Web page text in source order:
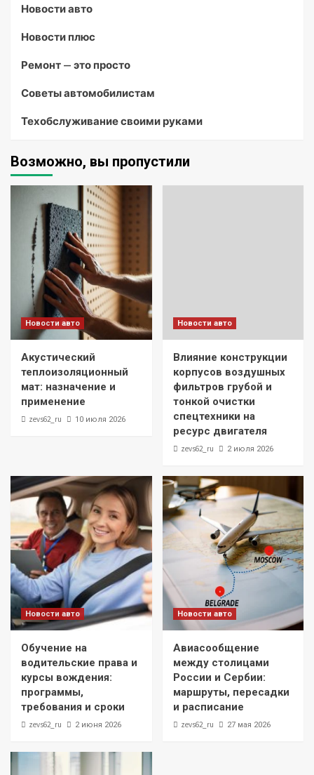
Новости авто
Новости плюс
Ремонт — это просто
Советы автомобилистам
Техобслуживание своими руками
Возможно, вы пропустили
Новости авто
Акустический
теплоизоляционный
мат: назначение и
применение
zevs62_ru 10 июля 2026
Новости авто
Влияние конструкции
корпусов воздушных
фильтров грубой и
тонкой очистки
спецтехники на
ресурс двигателя
zevs62_ru 2 июля 2026
Новости авто
Обучение на
водительские права и
курсы вождения:
программы,
требования и сроки
zevs62_ru 2 июня 2026
Новости авто
Авиасообщение
между столицами
России и Сербии:
маршруты, пересадки
и расписание
zevs62_ru 27 мая 2026